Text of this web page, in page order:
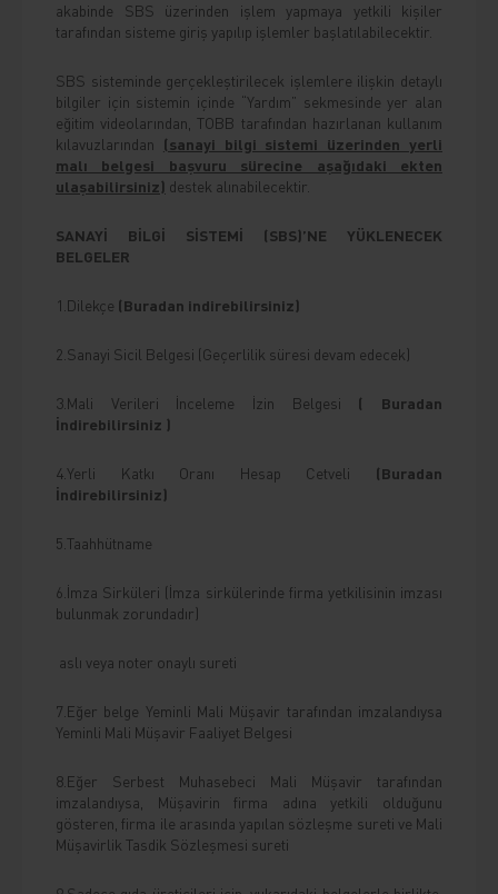
akabinde SBS üzerinden işlem yapmaya yetkili kişiler
tarafından sisteme giriş yapılıp işlemler başlatılabilecektir.
SBS sisteminde gerçekleştirilecek işlemlere ilişkin detaylı
bilgiler için sistemin içinde “Yardım” sekmesinde yer alan
eğitim videolarından, TOBB tarafından hazırlanan kullanım
kılavuzlarından (sanayi bilgi sistemi üzerinden yerli
malı belgesi başvuru sürecine aşağıdaki ekten
ulaşabilirsiniz) destek alınabilecektir.
SANAYİ BİLGİ SİSTEMİ (SBS)’NE YÜKLENECEK
BELGELER
1.Dilekçe (Buradan indirebilirsiniz)
2.Sanayi Sicil Belgesi (Geçerlilik süresi devam edecek)
3.Mali Verileri İnceleme İzin Belgesi ( Buradan
İndirebilirsiniz )
4.Yerli Katkı Oranı Hesap Cetveli
(Buradan
İndirebilirsiniz)
5.Taahhütname
6.İmza Sirküleri (İmza sirkülerinde firma yetkilisinin imzası
bulunmak zorundadır)
aslı veya noter onaylı sureti
7.Eğer belge Yeminli Mali Müşavir tarafından imzalandıysa
Yeminli Mali Müşavir Faaliyet Belgesi
8.Eğer Serbest Muhasebeci Mali Müşavir tarafından
imzalandıysa, Müşavirin firma adına yetkili olduğunu
gösteren, firma ile arasında yapılan sözleşme sureti ve Mali
Müşavirlik Tasdik Sözleşmesi sureti